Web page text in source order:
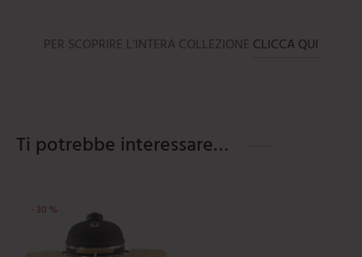
PER SCOPRIRE L’INTERA COLLEZIONE CLICCA QUI
Ti potrebbe interessare…
- 30 %